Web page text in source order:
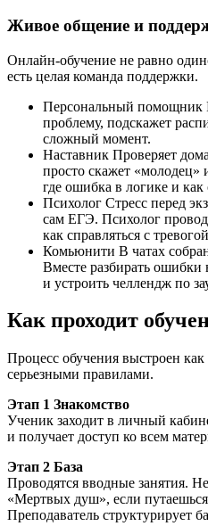
Живое общение и
Онлайн-обучение не равно
есть целая команда поддержки.
Персональный помощник
проблему, подскажет
сложный момент.
Наставник Проверяет
просто скажет
где ошибка в логике и как
Психолог Стресс перед
сам ЕГЭ. Психолог
как справляться с
Комьюнити В чатах
Вместе разбирать ошибки
и устроить челлендж по
Как проходит
Процесс обучения выстроен как
серьезными правилами.
Этап 1 Знакомство
Ученик заходит в личный
и получает доступ ко всем
Этап 2 База
Проводятся вводные занятия.
«Мертвых душ», если
Преподаватель структурирует